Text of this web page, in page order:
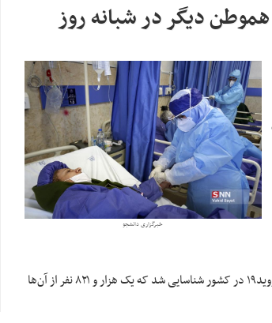
جدید کووید۱۹ و فوت ۲۳۹ بیمار هموطن دیگر در شبانه روز
خبرگزاری دانشجو
ی، ۱۱ هزار و ۷۰۱ بیمار جدید مبتلا به کووید۱۹ در کشور شناسایی شد که یک هزار و ۸۲۱ نفر از آن‌ها